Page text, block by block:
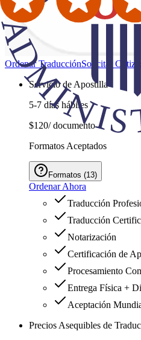
Ordenar TraducciónSolicitar
Servicio de Apostilla
5-7 días hábiles
$120/ documento
Formatos Aceptados
Formatos (13)
Ordenar Ahora
Traducción
Traducción
Notarización
Certificación de
Procesamiento
Entrega Física +
Aceptación
Precios Asequibles de